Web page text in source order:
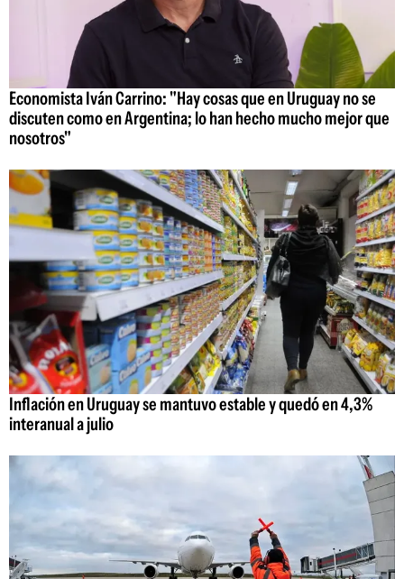
Economista Iván Carrino: "Hay cosas que en Uruguay no se
discuten como en Argentina; lo han hecho mucho mejor que
nosotros"
Inflación en Uruguay se mantuvo estable y quedó en 4,3%
interanual a julio